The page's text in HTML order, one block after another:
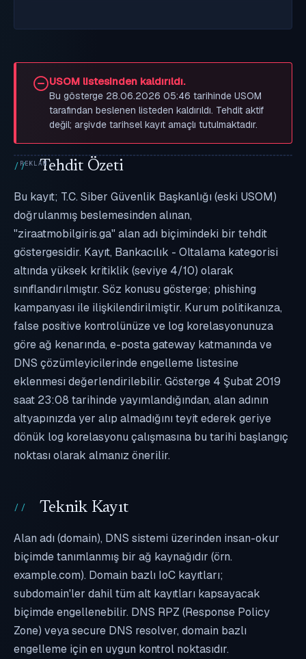
USOM listesinden kaldırıldı.
Bu gösterge 28.06.2026 05:46 tarihinde USOM
tarafından beslenen listeden kaldırıldı. Tehdit aktif
değil; arşivde tarihsel kayıt amaçlı tutulmaktadır.
Tehdit Özeti
Bu kayıt; T.C. Siber Güvenlik Başkanlığı (eski USOM)
doğrulanmış beslemesinden alınan,
"ziraatmobilgiris.ga" alan adı biçimindeki bir tehdit
göstergesidir. Kayıt, Bankacılık - Oltalama kategorisi
altında yüksek kritiklik (seviye 4/10) olarak
sınıflandırılmıştır. Söz konusu gösterge; phishing
kampanyası ile ilişkilendirilmiştir. Kurum politikanıza,
false positive kontrolünüze ve log korelasyonunuza
göre ağ kenarında, e-posta gateway katmanında ve
DNS çözümleyicilerinde engelleme listesine
eklenmesi değerlendirilebilir. Gösterge 4 Şubat 2019
saat 23:08 tarihinde yayımlandığından, alan adının
altyapınızda yer alıp almadığını teyit ederek geriye
dönük log korelasyonu çalışmasına bu tarihi başlangıç
noktası olarak almanız önerilir.
Teknik Kayıt
Alan adı (domain), DNS sistemi üzerinden insan-okur
biçimde tanımlanmış bir ağ kaynağıdır (örn.
example.com). Domain bazlı IoC kayıtları;
subdomain'ler dahil tüm alt kayıtları kapsayacak
biçimde engellenebilir. DNS RPZ (Response Policy
Zone) veya secure DNS resolver, domain bazlı
engelleme için en uygun kontrol noktasıdır.